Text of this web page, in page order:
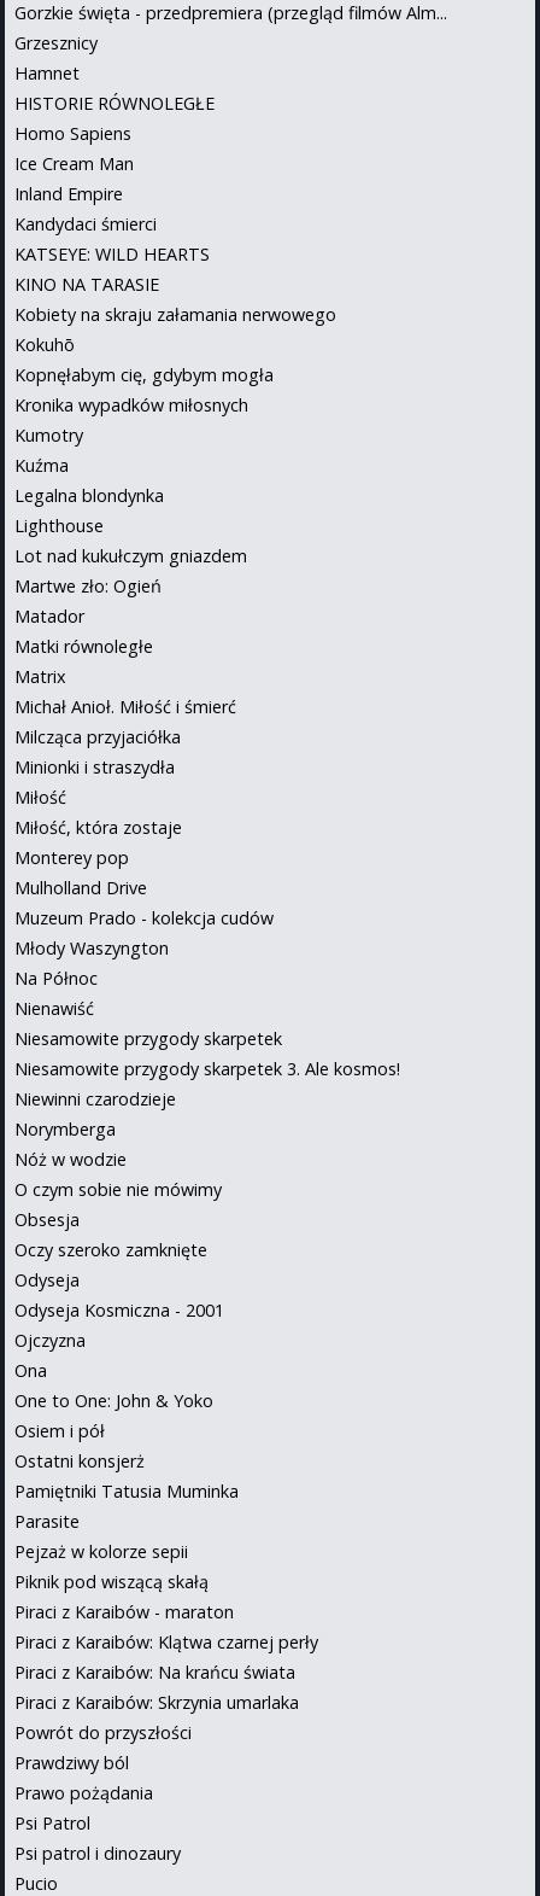
Gorzkie święta - przedpremiera (przegląd filmów Alm...
Grzesznicy
Hamnet
HISTORIE RÓWNOLEGŁE
Homo Sapiens
Ice Cream Man
Inland Empire
Kandydaci śmierci
KATSEYE: WILD HEARTS
KINO NA TARASIE
Kobiety na skraju załamania nerwowego
Kokuhō
Kopnęłabym cię, gdybym mogła
Kronika wypadków miłosnych
Kumotry
Kuźma
Legalna blondynka
Lighthouse
Lot nad kukułczym gniazdem
Martwe zło: Ogień
Matador
Matki równoległe
Matrix
Michał Anioł. Miłość i śmierć
Milcząca przyjaciółka
Minionki i straszydła
Miłość
Miłość, która zostaje
Monterey pop
Mulholland Drive
Muzeum Prado - kolekcja cudów
Młody Waszyngton
Na Północ
Nienawiść
Niesamowite przygody skarpetek
Niesamowite przygody skarpetek 3. Ale kosmos!
Niewinni czarodzieje
Norymberga
Nóż w wodzie
O czym sobie nie mówimy
Obsesja
Oczy szeroko zamknięte
Odyseja
Odyseja Kosmiczna - 2001
Ojczyzna
Ona
One to One: John & Yoko
Osiem i pół
Ostatni konsjerż
Pamiętniki Tatusia Muminka
Parasite
Pejzaż w kolorze sepii
Piknik pod wiszącą skałą
Piraci z Karaibów - maraton
Piraci z Karaibów: Klątwa czarnej perły
Piraci z Karaibów: Na krańcu świata
Piraci z Karaibów: Skrzynia umarlaka
Powrót do przyszłości
Prawdziwy ból
Prawo pożądania
Psi Patrol
Psi patrol i dinozaury
Pucio